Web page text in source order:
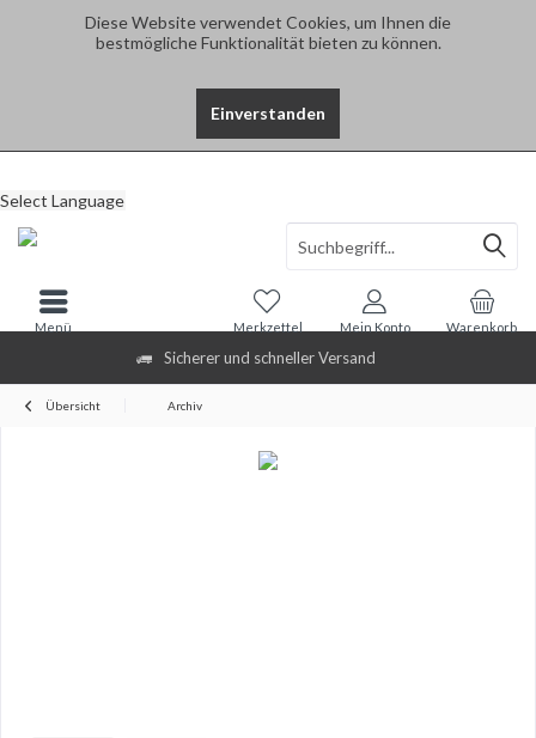
Diese Website verwendet Cookies, um Ihnen die
bestmögliche Funktionalität bieten zu können.
Einverstanden
Sicherer und schneller Versand
Select Language
Warenkorb
Merkzettel Mein Konto
Menü
Übersicht Archiv